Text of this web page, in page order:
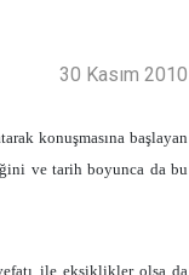
30 Kasım 2010
konuşmasına başlayan
ve tarih boyunca da bu
ile eksiklikler olsa da